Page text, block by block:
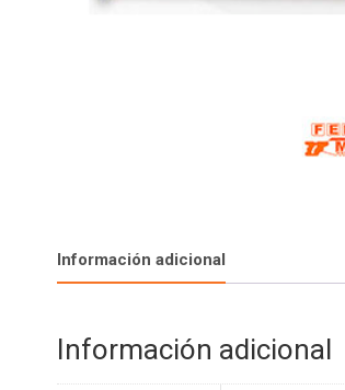
Información adicional
Información adicional